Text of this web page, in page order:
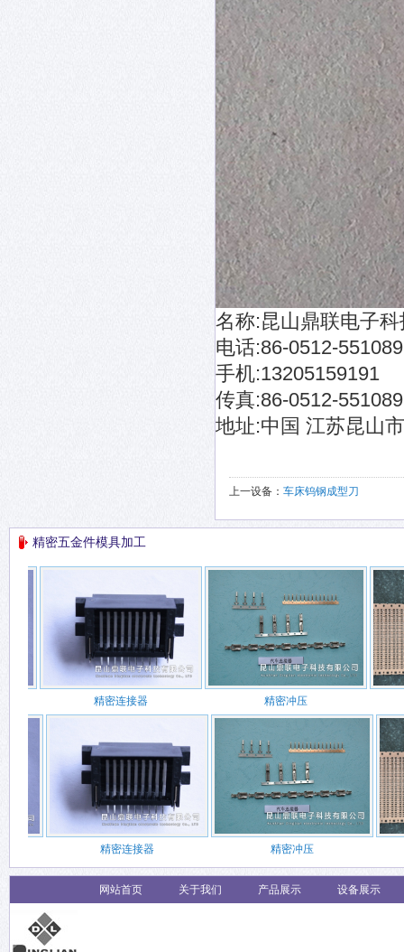
名称:昆山鼎联电子
电话:86-0512-
手机:13205159191
传真:86-0512-
地址:中国 江苏昆山
上一设备： 车床钨钢成型刀
精密五金件模具加工
精密连接器 精密冲压
精密连接器 精密冲压
网站首页 关于我们 产品展示 设备展示